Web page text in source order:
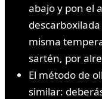
abajo y pon el
misma
sartén, por
El método de
similar: